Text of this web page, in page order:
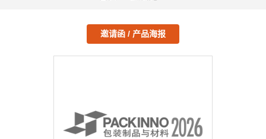
邀请函 / 产品海报